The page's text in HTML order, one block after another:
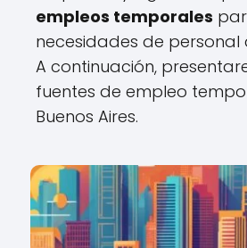
empleos temporales
necesidades de personal
A continuación,
fuentes de empleo
Buenos Aires.